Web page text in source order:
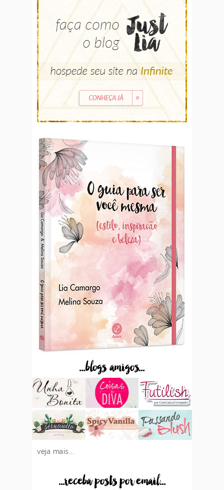
...blogs amigos...
veja mais...
...receba posts por email...